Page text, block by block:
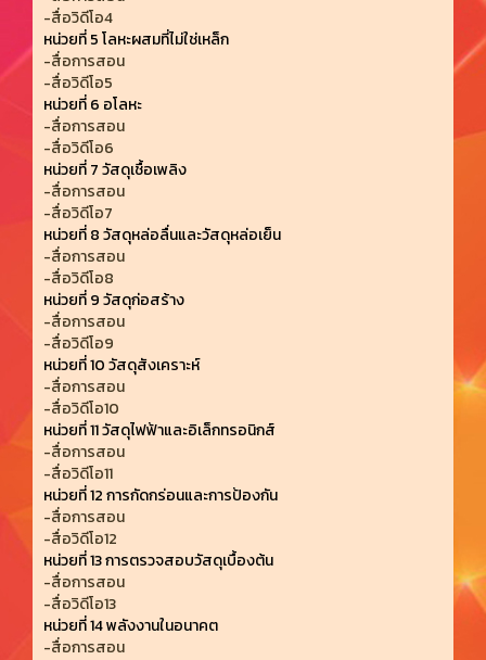
-สื่อวิดีโอ4
หน่วยที่ 5 โลหะผสมที่ไม่ใช่เหล็ก
-สื่อการสอน
-สื่อวิดีโอ5
หน่วยที่ 6 อโลหะ
-สื่อการสอน
-สื่อวิดีโอ6
หน่วยที่ 7 วัสดุเชื้อเพลิง
-สื่อการสอน
-สื่อวิดีโอ7
หน่วยที่ 8 วัสดุหล่อลื่นและวัสดุหล่อเย็น
-สื่อการสอน
-สื่อวิดีโอ8
หน่วยที่ 9 วัสดุก่อสร้าง
-สื่อการสอน
-สื่อวิดีโอ9
หน่วยที่ 10 วัสดุสังเคราะห์
-สื่อการสอน
-สื่อวิดีโอ10
หน่วยที่ 11 วัสดุไฟฟ้าและอิเล็กทรอนิกส์
-สื่อการสอน
-สื่อวิดีโอ11
หน่วยที่ 12 การกัดกร่อนและการป้องกัน
-สื่อการสอน
-สื่อวิดีโอ12
หน่วยที่ 13 การตรวจสอบวัสดุเบื้องต้น
-สื่อการสอน
-สื่อวิดีโอ13
หน่วยที่ 14 พลังงานในอนาคต
-สื่อการสอน